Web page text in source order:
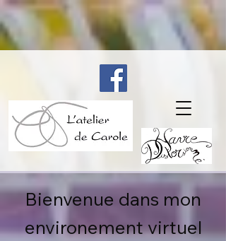
Bienvenue dans mon
environement virtuel